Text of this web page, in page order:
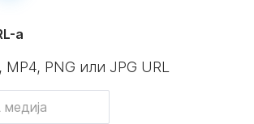
а
MP4, PNG или JPG URL